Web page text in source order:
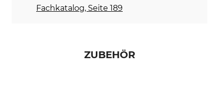
Fachkatalog, Seite 189
ZUBEHÖR